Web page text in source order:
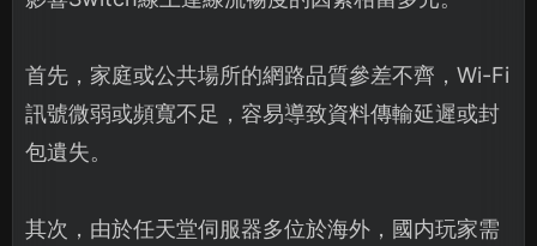
首先，家庭或公共場所的網路品質參差不齊，Wi-Fi
訊號微弱或頻寬不足，容易導致資料傳輸延遲或封
包遺失。
其次，由於任天堂伺服器多位於海外，國内玩家需